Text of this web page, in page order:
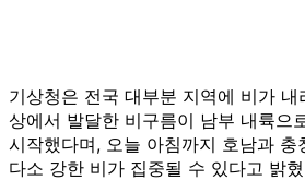
기상청은 전국 대부분 지역에 비가
상에서 발달한 비구름이 남부 내륙으
시작했다며, 오늘 아침까지 호남과 충
다소 강한 비가 집중될 수 있다고 밝